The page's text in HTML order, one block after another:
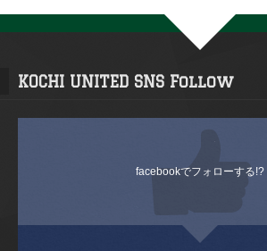
KOCHI UNITED SNS Follow
facebookでフォローする!?